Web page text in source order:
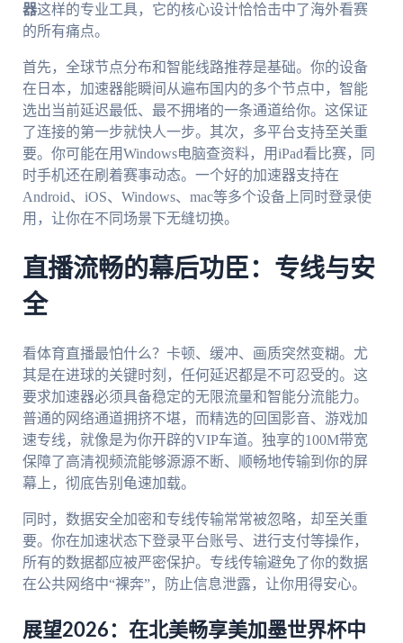
器这样的专业工具，它的核心设计恰恰击中了海外看赛
的所有痛点。
首先，全球节点分布和智能线路推荐是基础。你的设备
在日本，加速器能瞬间从遍布国内的多个节点中，智能
选出当前延迟最低、最不拥堵的一条通道给你。这保证
了连接的第一步就快人一步。其次，多平台支持至关重
要。你可能在用Windows电脑查资料，用iPad看比赛，同
时手机还在刷着赛事动态。一个好的加速器支持在
Android、iOS、Windows、mac等多个设备上同时登录使
用，让你在不同场景下无缝切换。
直播流畅的幕后功臣：专线与安
全
看体育直播最怕什么？卡顿、缓冲、画质突然变糊。尤
其是在进球的关键时刻，任何延迟都是不可忍受的。这
要求加速器必须具备稳定的无限流量和智能分流能力。
普通的网络通道拥挤不堪，而精选的回国影音、游戏加
速专线，就像是为你开辟的VIP车道。独享的100M带宽
保障了高清视频流能够源源不断、顺畅地传输到你的屏
幕上，彻底告别龟速加载。
同时，数据安全加密和专线传输常常被忽略，却至关重
要。你在加速状态下登录平台账号、进行支付等操作，
所有的数据都应被严密保护。专线传输避免了你的数据
在公共网络中“裸奔”，防止信息泄露，让你用得安心。
展望2026：在北美畅享美加墨世界杯中